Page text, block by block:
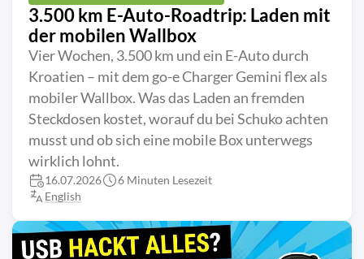
3.500 km E-Auto-Roadtrip: Laden mit
der mobilen Wallbox
Vier Wochen, 3.500 km und ein E-Auto durch
Kroatien – mit dem go-e Charger Gemini flex als
mobiler Wallbox. Was das Laden an fremden
Steckdosen kostet, worauf du bei Schuko achten
musst und ob sich eine mobile Box unterwegs
wirklich lohnt.
16.07.2026
6 Minuten Lesezeit
English